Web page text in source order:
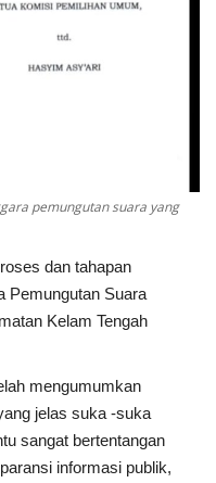
pemungutan suara yang
dan tahapan
Pemungutan Suara
Kelam Tengah
mengumumkan
jelas suka -suka
sangat bertentangan
informasi publik,